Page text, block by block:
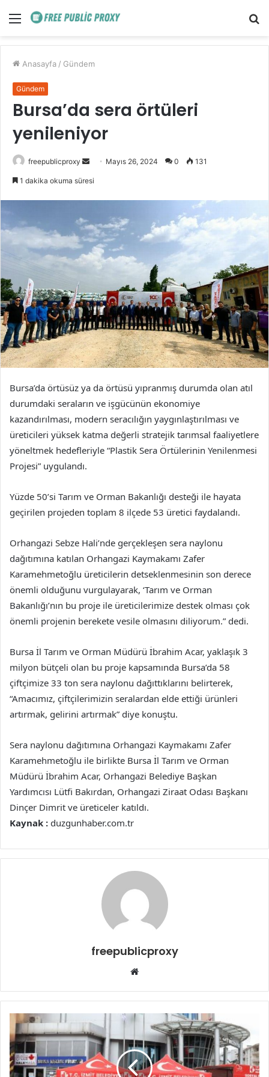
Menü
Anasayfa / Gündem
Gündem
Bursa’da sera örtüleri
yenileniyor
freepublicproxy
Bir
Mayıs 26, 2024 0 131
1 dakika okuma süresi
Bursa’da örtüsüz ya da örtüsü yıpranmış durumda olan atıl
durumdaki seraların ve işgücünün ekonomiye
kazandırılması, modern seracılığın yaygınlaştırılması ve
üreticileri yüksek katma değerli stratejik tarımsal faaliyetlere
yöneltmek hedefleriyle “Plastik Sera Örtülerinin Yenilenmesi
Projesi” uygulandı.
Yüzde 50’si Tarım ve Orman Bakanlığı desteği ile hayata
geçirilen projeden toplam 8 ilçede 53 üretici faydalandı.
Orhangazi Sebze Hali’nde gerçekleşen sera naylonu
dağıtımına katılan Orhangazi Kaymakamı Zafer
Karamehmetoğlu üreticilerin detseklenmesinin son derece
önemli olduğunu vurgulayarak, ‘Tarım ve Orman
Bakanlığı’nın bu proje ile üreticilerimize destek olması çok
önemli projenin berekete vesile olmasını diliyorum.” dedi.
Bursa İl Tarım ve Orman Müdürü İbrahim Acar, yaklaşık 3
milyon bütçeli olan bu proje kapsamında Bursa’da 58
çiftçimize 33 ton sera naylonu dağıttıklarını belirterek,
“Amacımız, çiftçilerimizin seralardan elde ettiği ürünleri
artırmak, gelirini artırmak” diye konuştu.
Sera naylonu dağıtımına Orhangazi Kaymakamı Zafer
Karamehmetoğlu ile birlikte Bursa İl Tarım ve Orman
Müdürü İbrahim Acar, Orhangazi Belediye Başkan
Yardımcısı Lütfi Bakırdan, Orhangazi Ziraat Odası Başkanı
Dinçer Dimrit ve üreticeler katıldı.
Kaynak : duzgunhaber.com.tr
freepublicproxy
Web